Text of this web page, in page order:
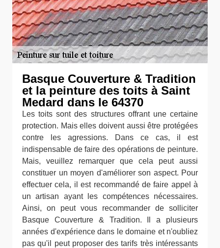
Basque Couverture & Tradition
et la peinture des toits à Saint
Medard dans le 64370
Les toits sont des structures offrant une certaine
protection. Mais elles doivent aussi être protégées
contre les agressions. Dans ce cas, il est
indispensable de faire des opérations de peinture.
Mais, veuillez remarquer que cela peut aussi
constituer un moyen d'améliorer son aspect. Pour
effectuer cela, il est recommandé de faire appel à
un artisan ayant les compétences nécessaires.
Ainsi, on peut vous recommander de solliciter
Basque Couverture & Tradition. Il a plusieurs
années d'expérience dans le domaine et n'oubliez
pas qu'il peut proposer des tarifs très intéressants